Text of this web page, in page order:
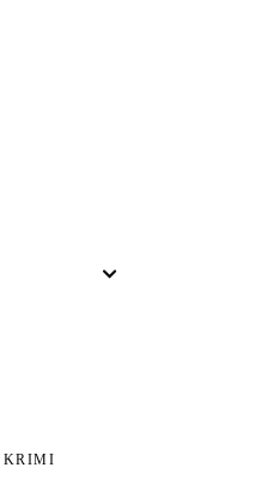
KRIMI